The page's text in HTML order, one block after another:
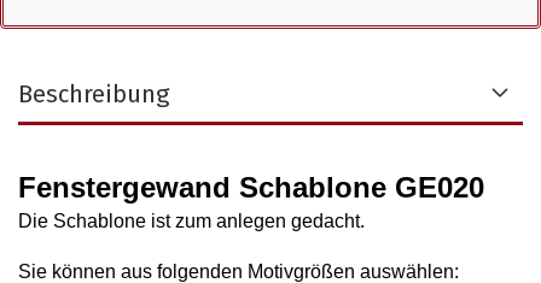
Beschreibung
Fenstergewand Schablone GE020
Die Schablone ist zum anlegen gedacht.
Sie können aus folgenden Motivgrößen auswählen: